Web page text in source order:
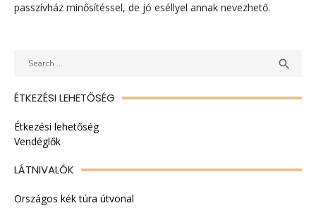
passzívház minősítéssel, de jó eséllyel annak nevezhető.
Search

ÉTKEZÉSI LEHETŐSÉG
Étkezési lehetőség
Vendéglők
LÁTNIVALÓK
Országos kék túra útvonal